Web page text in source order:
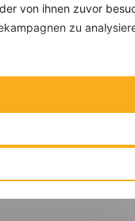
von ihnen zuvor
zu
Muffins